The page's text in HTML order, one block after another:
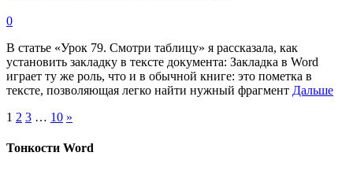
0
В статье «Урок 79. Смотри таблицу» я рассказала, как
установить закладку в тексте документа: Закладка в Word
играет ту же роль, что и в обычной книге: это пометка в
тексте, позволяющая легко найти нужный фрагмент Дальше
1 2 3 … 10 »
Тонкости Word